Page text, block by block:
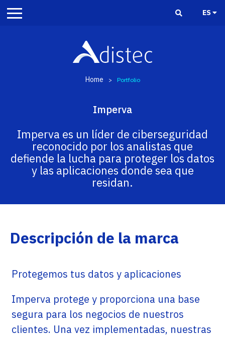
ES
Home > Portfolio
Imperva
Imperva es un líder de ciberseguridad
reconocido por los analistas que
defiende la lucha para proteger los datos
y las aplicaciones donde sea que
residan.
Descripción de la marca
Protegemos tus datos y aplicaciones
Imperva protege y proporciona una base
segura para los negocios de nuestros
clientes. Una vez implementadas, nuestras